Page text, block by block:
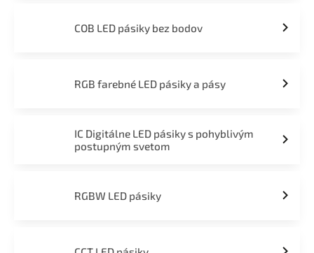
COB LED pásiky bez bodov
RGB farebné LED pásiky a pásy
IC Digitálne LED pásiky s pohyblivým
postupným svetom
RGBW LED pásiky